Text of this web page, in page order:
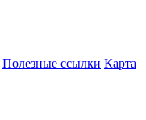
Полезные ссылки Карта